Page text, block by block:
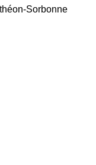
Sorbonne